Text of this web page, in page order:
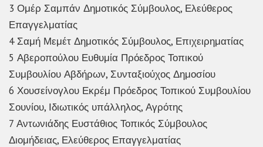
3 Ομέρ Σαμπάν Δημοτικός Σύμβουλος, Ελεύθερος
Επαγγελματίας
4 Σαμή Μεμέτ Δημοτικός Σύμβουλος, Επιχειρηματίας
5 Αβεροπούλου Ευθυμία Πρόεδρος Τοπικού
Συμβουλίου Αβδήρων, Συνταξιούχος Δημοσίου
6 Χουσείνογλου Εκρέμ Πρόεδρος Τοπικού Συμβουλίου
Σουνίου, Ιδιωτικός υπάλληλος, Αγρότης
7 Αντωνιάδης Ευστάθιος Τοπικός Σύμβουλος
Διομήδειας, Ελεύθερος Επαγγελματίας